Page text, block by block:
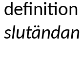
definition